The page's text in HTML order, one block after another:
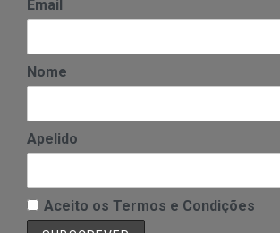
Email
Nome
Apelido
Aceito os Termos e Condições